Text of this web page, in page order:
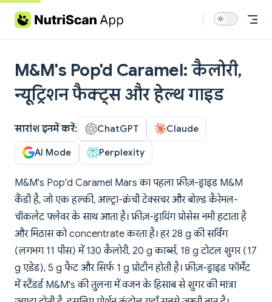
Skip to content
M&M's Pop'd Caramel: कैलोरी,
न्यूट्रिशन फैक्ट्स और हेल्थ गाइड
सारांश इनमें करें: ChatGPT Claude
AI Mode Perplexity
M&M's Pop'd Caramel Mars का पहला फ्रीज़-ड्राइड M&M
कैंडी है, जो एक हल्की, अल्ट्रा-क्रंची टेक्सचर और बोल्ड कैरेमल-
चॉकलेट फ्लेवर के साथ आता है। फ्रीज़-ड्रायिंग प्रोसेस नमी हटाता है
और मिठास को concentrate करता है। हर 28 g की सर्विंग
(लगभग 11 पीस) में 130 कैलोरी, 20 g कार्ब्स, 18 g टोटल शुगर (17
g एडेड), 5 g फैट और सिर्फ 1 g प्रोटीन होती है। फ्रीज़-ड्राइड फॉर्मेट
में स्टैंडर्ड M&M's की तुलना में वजन के हिसाब से शुगर की मात्रा